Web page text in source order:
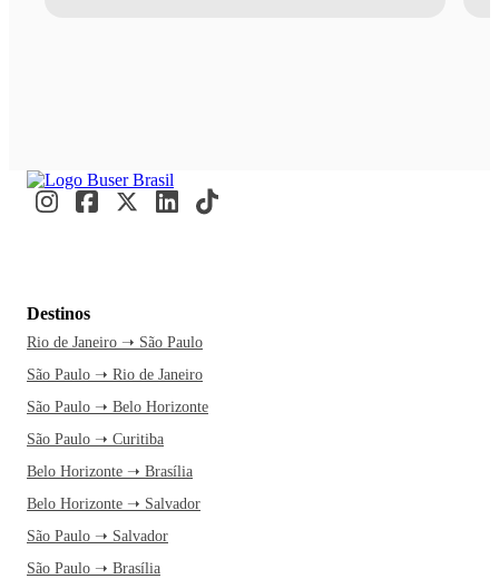
Destinos
Rio de Janeiro ➝ São Paulo
São Paulo ➝ Rio de Janeiro
São Paulo ➝ Belo Horizonte
São Paulo ➝ Curitiba
Belo Horizonte ➝ Brasília
Belo Horizonte ➝ Salvador
São Paulo ➝ Salvador
São Paulo ➝ Brasília